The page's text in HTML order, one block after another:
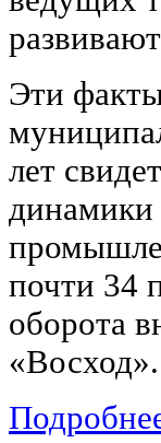
Эти
лет
динамики
почти 34
оборота
«Восход».